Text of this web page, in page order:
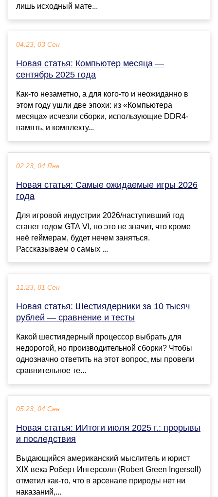
лишь исходный мате...
04:23, 03 Сен
Новая статья: Компьютер месяца —
сентябрь 2025 года
Как-то незаметно, а для кого-то и неожиданно в
этом году ушли две эпохи: из «Компьютера
месяца» исчезли сборки, использующие DDR4-
память, и комплекту...
02:23, 04 Янв
Новая статья: Самые ожидаемые игры 2026
года
Для игровой индустрии 2026/наступивший год
станет годом GTA VI, но это не значит, что кроме
неё геймерам, будет нечем заняться.
Рассказываем о самых ...
11:23, 01 Сен
Новая статья: Шестиядерники за 10 тысяч
рублей — сравнение и тесты
Какой шестиядерный процессор выбрать для
недорогой, но производительной сборки? Чтобы
однозначно ответить на этот вопрос, мы провели
сравнительное те...
05:23, 04 Сен
Новая статья: ИИтоги июля 2025 г.: прорывы
и последствия
Выдающийся американский мыслитель и юрист
XIX века Роберт Ингерсолл (Robert Green Ingersoll)
отметил как-то, что в арсенале природы нет ни
наказаний,...